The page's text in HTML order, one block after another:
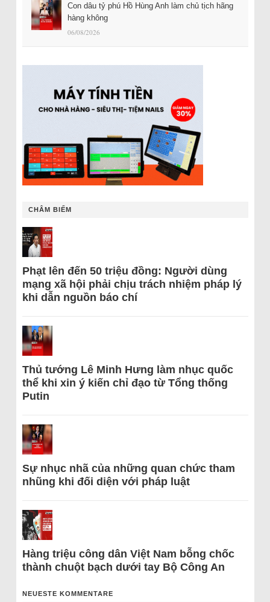
Con dâu tỷ phú Hồ Hùng Anh làm chủ tịch hãng
hàng không
06/08/2026
CHÂM BIẾM
Phạt lên đến 50 triệu đồng: Người dùng
mạng xã hội phải chịu trách nhiệm pháp lý
khi dẫn nguồn báo chí
Thủ tướng Lê Minh Hưng làm nhục quốc
thể khi xin ý kiến chỉ đạo từ Tổng thống
Putin
Sự nhục nhã của những quan chức tham
nhũng khi đối diện với pháp luật
Hàng triệu công dân Việt Nam bỗng chốc
thành chuột bạch dưới tay Bộ Công An
NEUESTE KOMMENTARE